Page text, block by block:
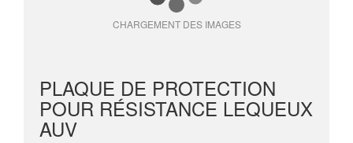
CHARGEMENT DES IMAGES
PLAQUE DE PROTECTION
POUR RÉSISTANCE LEQUEUX
AUV